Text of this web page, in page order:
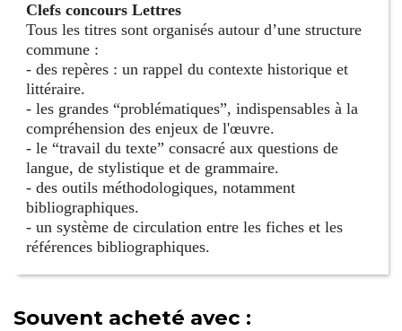
Clefs concours Lettres
Tous les titres sont organisés autour d’une structure
commune :
- des repères : un rappel du contexte historique et
littéraire.
- les grandes “problématiques”, indispensables à la
compréhension des enjeux de l'œuvre.
- le “travail du texte” consacré aux questions de
langue, de stylistique et de grammaire.
- des outils méthodologiques, notamment
bibliographiques.
- un système de circulation entre les fiches et les
références bibliographiques.
Souvent acheté avec :